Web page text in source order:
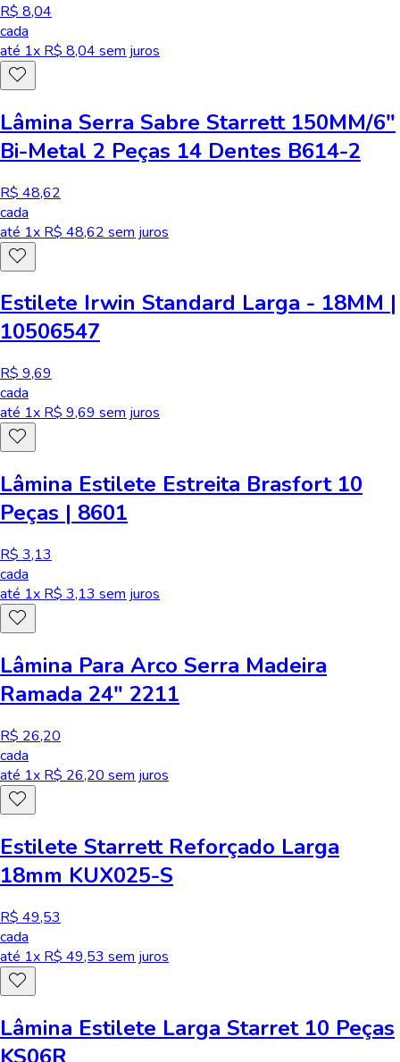
R$ 8,04
cada
até 1x R$ 8,04 sem juros
Lâmina Serra Sabre Starrett 150MM/6"
Bi-Metal 2 Peças 14 Dentes B614-2
R$ 48,62
cada
até 1x R$ 48,62 sem juros
Estilete Irwin Standard Larga - 18MM |
10506547
R$ 9,69
cada
até 1x R$ 9,69 sem juros
Lâmina Estilete Estreita Brasfort 10
Peças | 8601
R$ 3,13
cada
até 1x R$ 3,13 sem juros
Lâmina Para Arco Serra Madeira
Ramada 24" 2211
R$ 26,20
cada
até 1x R$ 26,20 sem juros
Estilete Starrett Reforçado Larga
18mm KUX025-S
R$ 49,53
cada
até 1x R$ 49,53 sem juros
Lâmina Estilete Larga Starret 10 Peças